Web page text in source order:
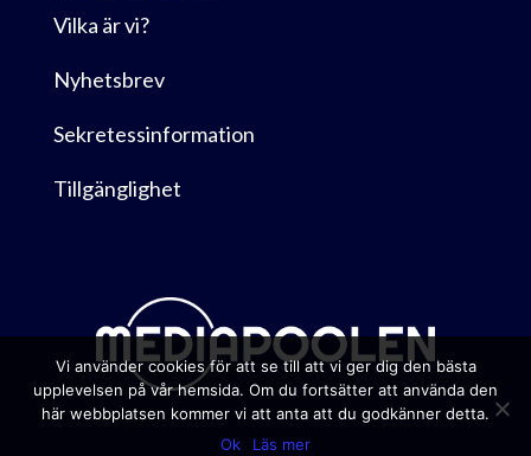
Vilka är vi?
Nyhetsbrev
Sekretessinformation
Tillgänglighet
Vi använder cookies för att se till att vi ger dig den bästa
upplevelsen på vår hemsida. Om du fortsätter att använda den
här webbplatsen kommer vi att anta att du godkänner detta.
Ok
Läs mer